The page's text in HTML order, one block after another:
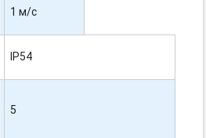
1 м/с
IP54
5